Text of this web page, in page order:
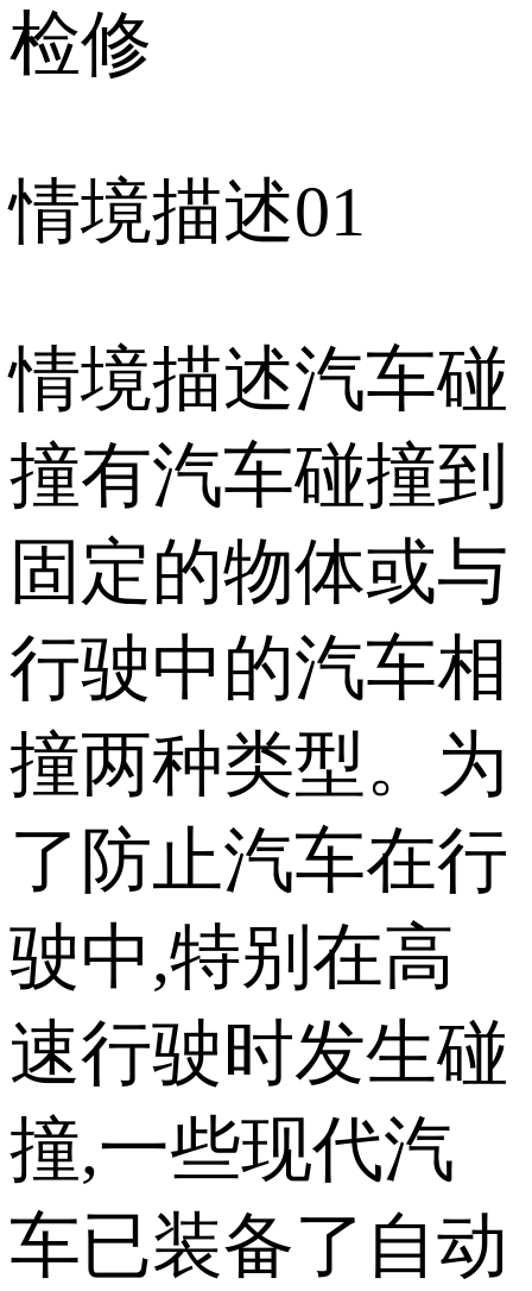
检修
情境描述01
情境描述汽车碰
撞有汽车碰撞到
固定的物体或与
行驶中的汽车相
撞两种类型。为
了防止汽车在行
驶中,特别在高
速行驶时发生碰
撞,一些现代汽
车已装备了自动